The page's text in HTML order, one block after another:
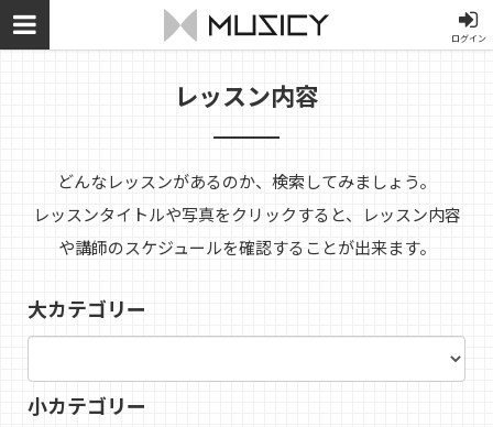
ログイン
レッスン内容
どんなレッスンがあるのか、検索してみましょう。
レッスンタイトルや写真をクリックすると、レッスン内容
や講師のスケジュールを確認することが出来ます。
大カテゴリー
小カテゴリー